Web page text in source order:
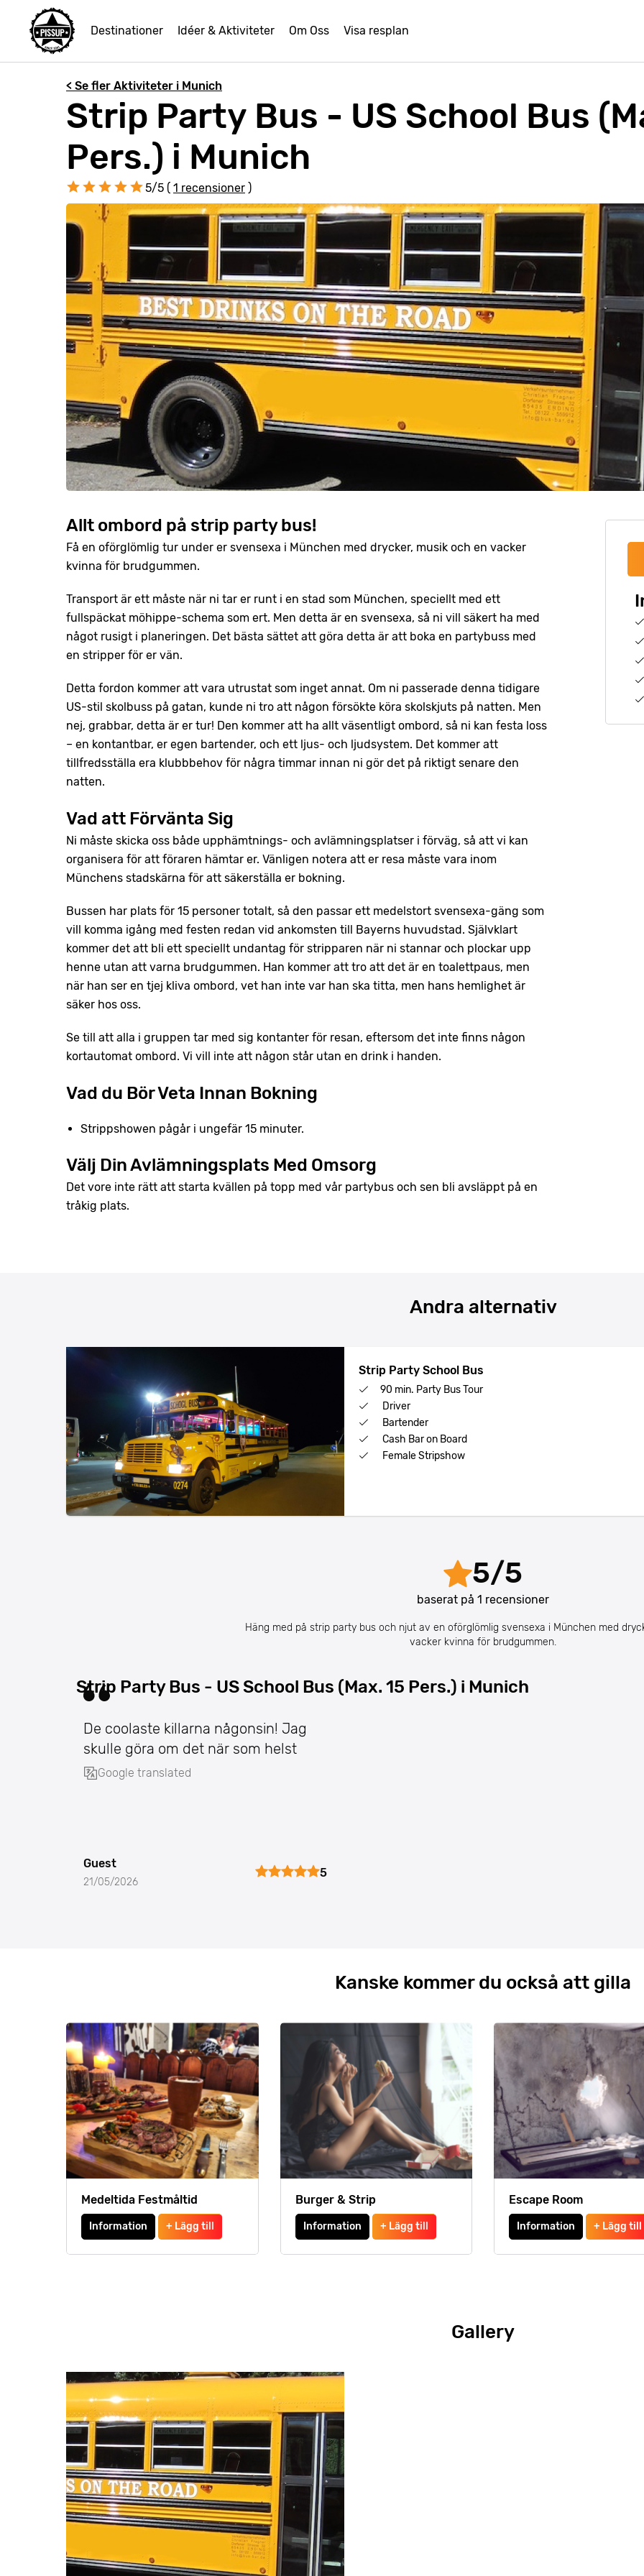
Destinationer Idéer & Aktiviteter Om Oss Visa resplan
< Se fler Aktiviteter i Munich
Strip Party Bus - US School Bus
Pers.) i Munich
5/5 ( 1 recensioner )
Allt ombord på strip party bus!
Få en oförglömlig tur under er svensexa i München med drycker, musik och en vacker
kvinna för brudgummen.
Transport är ett måste när ni tar er runt i en stad som München, speciellt med ett
fullspäckat möhippe-schema som ert. Men detta är en svensexa, så ni vill säkert ha med
något rusigt i planeringen. Det bästa sättet att göra detta är att boka en partybuss med
en stripper för er vän.
Detta fordon kommer att vara utrustat som inget annat. Om ni passerade denna tidigare
US-stil skolbuss på gatan, kunde ni tro att någon försökte köra skolskjuts på natten. Men
nej, grabbar, detta är er tur! Den kommer att ha allt väsentligt ombord, så ni kan festa loss
– en kontantbar, er egen bartender, och ett ljus- och ljudsystem. Det kommer att
tillfredsställa era klubbbehov för några timmar innan ni gör det på riktigt senare den
natten.
Vad att Förvänta Sig
Ni måste skicka oss både upphämtnings- och avlämningsplatser i förväg, så att vi kan
organisera för att föraren hämtar er. Vänligen notera att er resa måste vara inom
Münchens stadskärna för att säkerställa er bokning.
Bussen har plats för 15 personer totalt, så den passar ett medelstort svensexa-gäng som
vill komma igång med festen redan vid ankomsten till Bayerns huvudstad. Självklart
kommer det att bli ett speciellt undantag för stripparen när ni stannar och plockar upp
henne utan att varna brudgummen. Han kommer att tro att det är en toalettpaus, men
när han ser en tjej kliva ombord, vet han inte var han ska titta, men hans hemlighet är
säker hos oss.
Se till att alla i gruppen tar med sig kontanter för resan, eftersom det inte finns någon
kortautomat ombord. Vi vill inte att någon står utan en drink i handen.
Vad du Bör Veta Innan Bokning
Strippshowen pågår i ungefär 15 minuter.
Välj Din Avlämningsplats Med Omsorg
Det vore inte rätt att starta kvällen på topp med vår partybus och sen bli avsläppt på en
tråkig plats.
Andra alternativ
Strip Party School Bus
90 min. Party Bus Tour
Driver
Bartender
Cash Bar on Board
Female Stripshow
5/5
baserat på 1 recensioner
Häng med på strip party bus och njut av en oförglömlig svensexa i München med
vacker kvinna för brudgummen.
Strip Party Bus - US School Bus (Max. 15 Pers.) i Munich
De coolaste killarna någonsin! Jag
skulle göra om det när som helst
Google translated
Guest
21/05/2026
5
Kanske kommer du också att gilla
Medeltida Festmåltid
Information + Lägg till
Burger & Strip
Information + Lägg till
Escape Room
Information + Lägg till
Gallery